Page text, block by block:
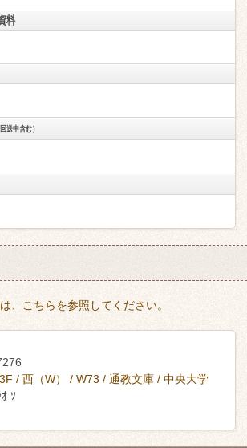
料
送中含む）
、こちらを参照してください。
3F / 西（W） / W73 / 通教文庫 / 中央大学
ｿ